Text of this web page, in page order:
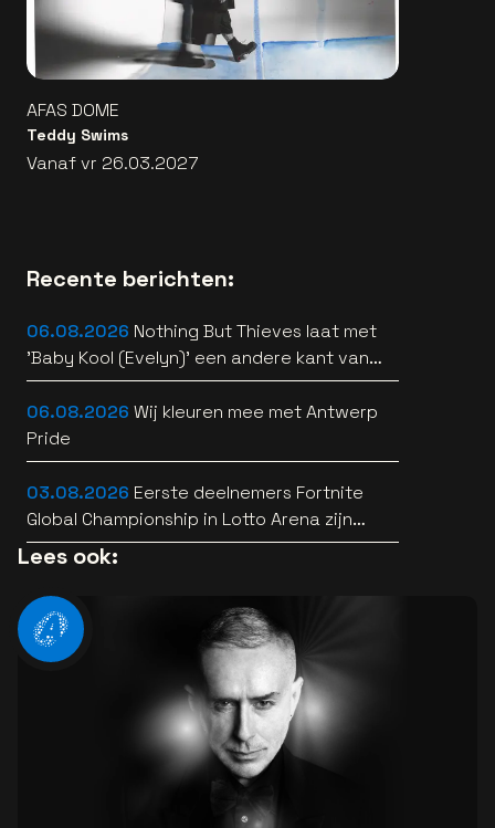
AFAS DOME
Teddy Swims
Vanaf vr 26.03.2027
Recente berichten:
06.08.2026 Nothing But Thieves laat met
'Baby Kool (Evelyn)' een andere kant van
zich horen [video]
06.08.2026 Wij kleuren mee met Antwerp
Pride
03.08.2026 Eerste deelnemers Fortnite
Global Championship in Lotto Arena zijn
bekend
Lees ook: